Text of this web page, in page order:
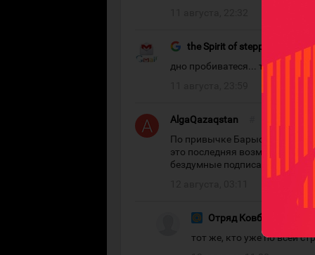
the Spirit of steppe
дно пробиватеся... татfры
AlgaQazaqstan
По привычке Барыс набирает
это последняя возможность
бездумные подписания ответит
Отряд Ковбоев
тот же, кто уже по всей